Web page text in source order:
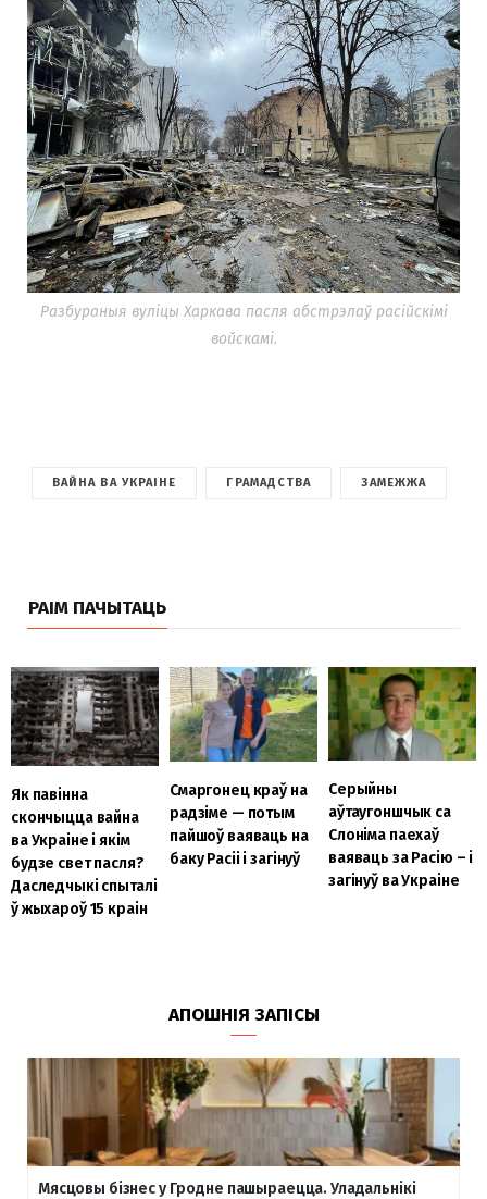
Разбураныя вуліцы Харкава пасля абстрэлаў расійскімі
войскамі.
ВАЙНА ВА УКРАІНЕ ГРАМАДСТВА ЗАМЕЖЖА
РАІМ ПАЧЫТАЦЬ
Як павінна
скончыцца вайна
ва Украіне і якім
будзе свет пасля?
Даследчыкі спыталі
ў жыхароў 15 краін
Смаргонец краў на
радзіме — потым
пайшоў ваяваць на
баку Расіі і загінуў
Серыйны
аўтаугоншчык са
Слоніма паехаў
ваяваць за Расію – і
загінуў ва Украіне
АПОШНІЯ ЗАПІСЫ
Мясцовы бізнес у Гродне пашыраецца. Уладальнікі